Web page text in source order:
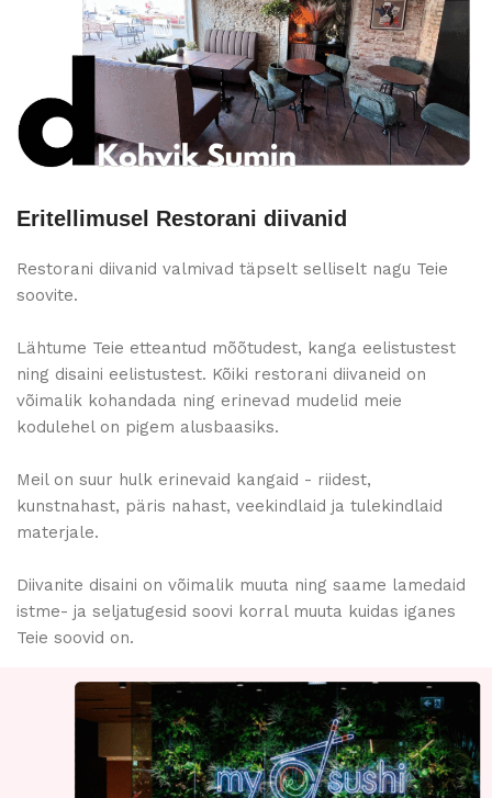
Eritellimusel Restorani diivanid
Restorani diivanid valmivad täpselt selliselt nagu Teie
soovite.
Lähtume Teie etteantud mõõtudest, kanga eelistustest
ning disaini eelistustest. Kõiki restorani diivaneid on
võimalik kohandada ning erinevad mudelid meie
kodulehel on pigem alusbaasiks.
Meil on suur hulk erinevaid kangaid - riidest,
kunstnahast, päris nahast, veekindlaid ja tulekindlaid
materjale.
Diivanite disaini on võimalik muuta ning saame lamedaid
istme- ja seljatugesid soovi korral muuta kuidas iganes
Teie soovid on.